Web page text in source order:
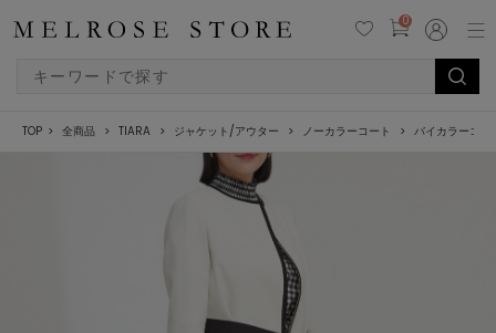
0
TOP 全商品 TIARA ジャケット/アウター ノーカラーコート バイカラーコー